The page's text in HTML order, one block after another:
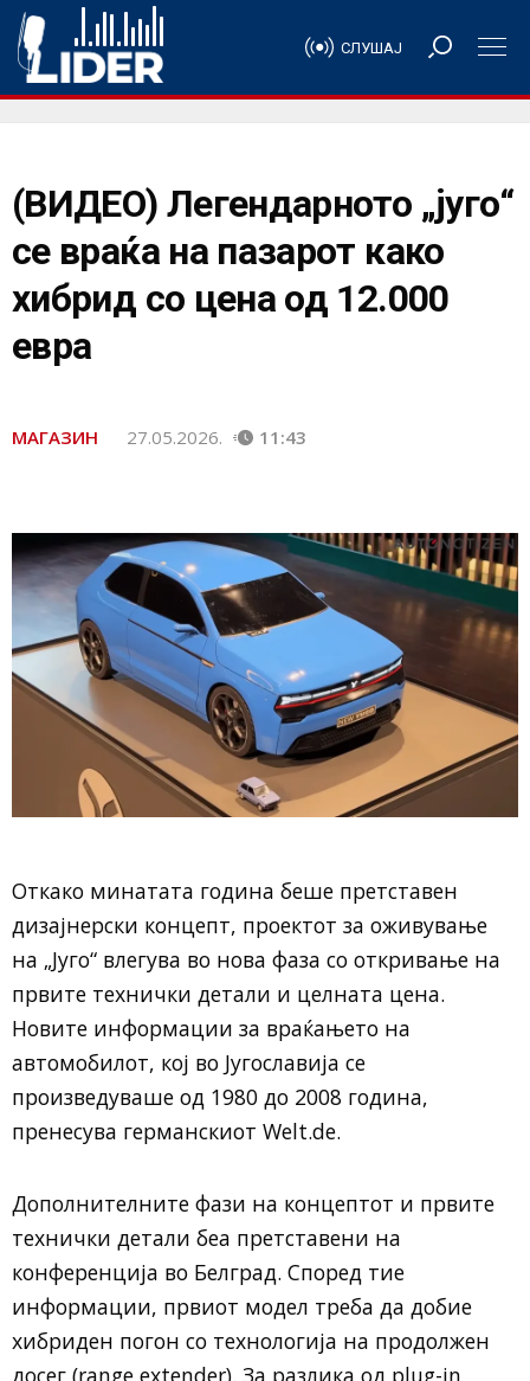
СЛУШАЈ
(ВИДЕО) Легендарното „југо“
се враќа на пазарот како
хибрид со цена од 12.000
евра
МАГАЗИН 27.05.2026. 11:43
Откако минатата година беше претставен
дизајнерски концепт, проектот за оживување
на „Југо“ влегува во нова фаза со откривање на
првите технички детали и целната цена.
Новите информации за враќањето на
автомобилот, кој во Југославија се
произведуваше од 1980 до 2008 година,
пренесува германскиот Welt.de.
Дополнителните фази на концептот и првите
технички детали беа претставени на
конференција во Белград. Според тие
информации, првиот модел треба да добие
хибриден погон со технологија на продолжен
досег (range extender). За разлика од plug-in